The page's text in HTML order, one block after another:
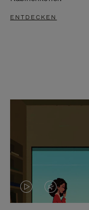
ENTDECKEN
DASVIDEO